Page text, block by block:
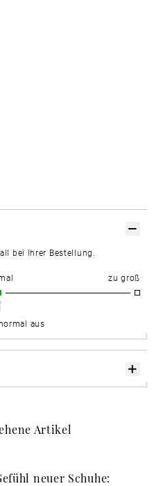
bei Ihrer Bestellung.
zu groß
aus
Artikel
neuer Schuhe: